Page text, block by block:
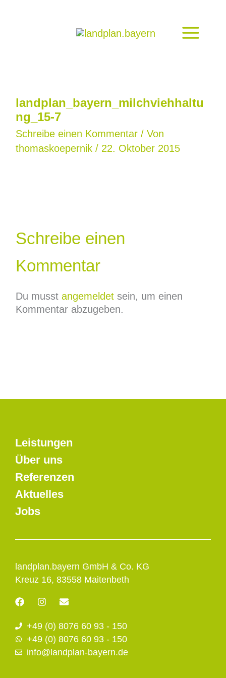
landplan_bayern_milchviehhaltu
ng_15-7
Schreibe einen Kommentar / Von
thomaskoepernik / 22. Oktober 2015
Schreibe einen
Kommentar
Du musst angemeldetsein, um einen
Kommentar abzugeben.
landplan.bayern GmbH & Co. KG
Kreuz 16, 83558 Maitenbeth
F
a
e
b
o
o
I
n
t
a
g
r
E
e
l
o
p
+49 (0) 8076 60 93 - 150
+49 (0) 8076 60 93 - 150
info@landplan-bayern.de
Leistungen
Über uns
Referenzen
Aktuelles
Jobs